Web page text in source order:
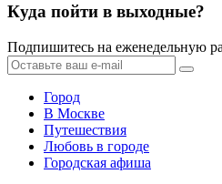
Куда пойти в выходные?
Подпишитесь на еженедельную
Город
В Москве
Путешествия
Любовь в городе
Городская афиша